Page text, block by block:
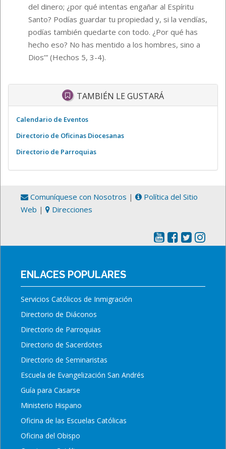
del dinero; ¿por qué intentas engañar al Espíritu
Santo? Podías guardar tu propiedad y, si la vendías,
podías también quedarte con todo. ¿Por qué has
hecho eso? No has mentido a los hombres, sino a
Dios’” (Hechos 5, 3-4).
TAMBIÉN LE GUSTARÁ
Calendario de Eventos
Directorio de Oficinas Diocesanas
Directorio de Parroquias
Comuníquese con Nosotros |
Política del Sitio
Web | Direcciones
ENLACES POPULARES
Servicios Católicos de Inmigración
Directorio de Diáconos
Directorio de Parroquias
Directorio de Sacerdotes
Directorio de Seminaristas
Escuela de Evangelización San Andrés
Guía para Casarse
Ministerio Hispano
Oficina de las Escuelas Católicas
Oficina del Obispo